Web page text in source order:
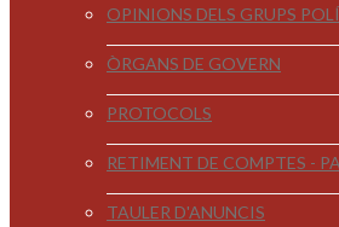
OPINIONS DELS GRUPS
ÒRGANS DE GOVERN
PROTOCOLS
RETIMENT DE COMPTES -
TAULER D'ANUNCIS